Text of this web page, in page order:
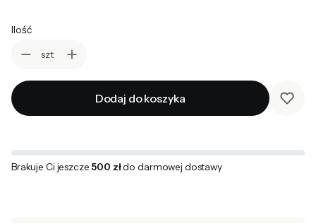
Ilość
szt
Dodaj do koszyka
Brakuje Ci jeszcze 500 złdo darmowej dostawy